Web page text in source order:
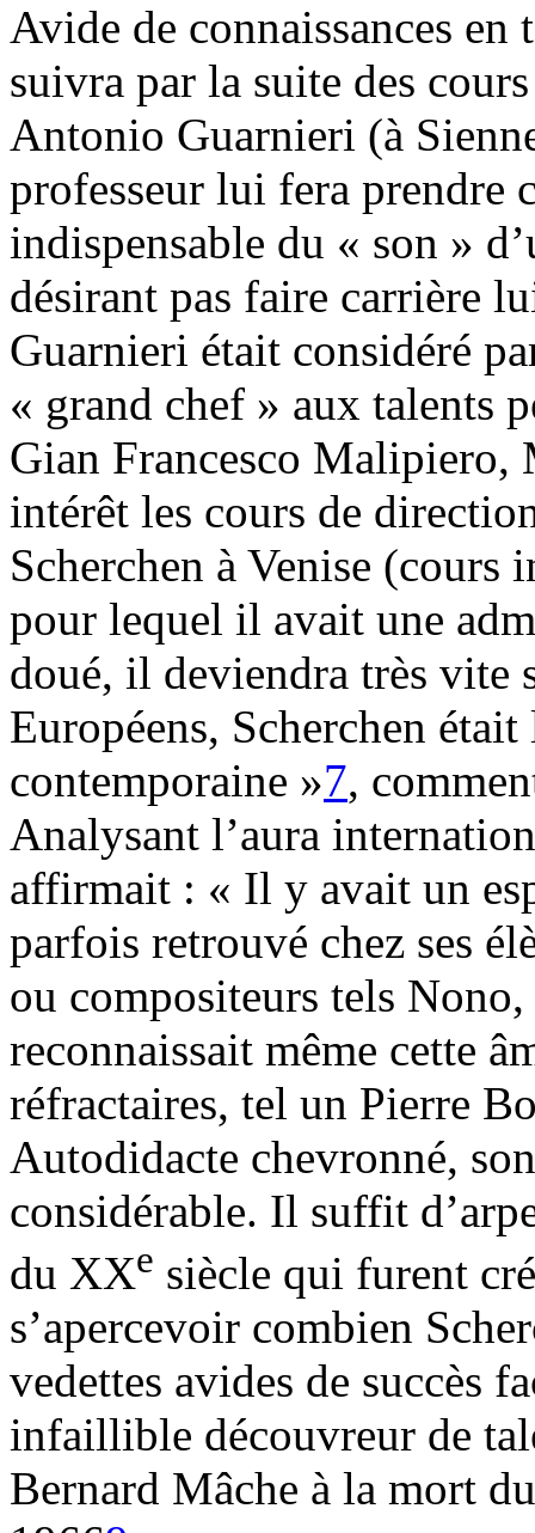
Avide de connaissances
suivra par la suite des
Antonio Guarnieri (à
professeur lui fera prendre
indispensable du « son »
désirant pas faire carrière
Guarnieri était considéré
« grand chef » aux talents
Gian Francesco Malipiero,
intérêt les cours de
Scherchen à Venise (cours
pour lequel il avait une
doué, il deviendra très vite
Européens, Scherchen
contemporaine »7,
Analysant l’aura
affirmait : « Il y avait un
parfois retrouvé chez ses
ou compositeurs tels
reconnaissait même cette
réfractaires, tel un Pierre
Autodidacte chevronné,
considérable. Il suffit
du XXe siècle qui furent
s’apercevoir combien
vedettes avides de succès
infaillible découvreur de
Bernard Mâche à la mort